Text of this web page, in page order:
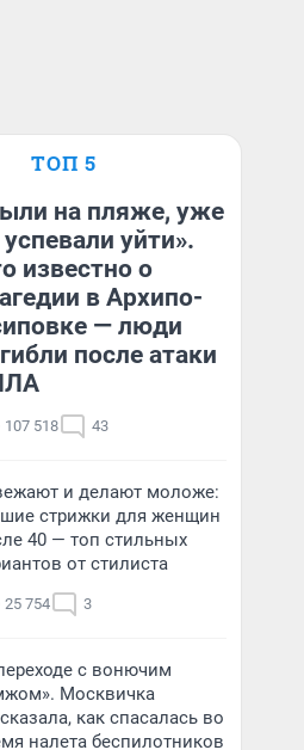
ТОП 5
на пляже, уже
успевали уйти».
известно о
в Архипо-
— люди
после атаки
107 518 43
и делают моложе:
стрижки для женщин
40 — топ стильных
от стилиста
25 754 3
с вонючим
Москвичка
как спасалась во
налета беспилотников